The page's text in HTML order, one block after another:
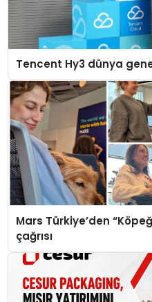
Tencent Hy3 dünya
Mars Türkiye’den
çağrısı